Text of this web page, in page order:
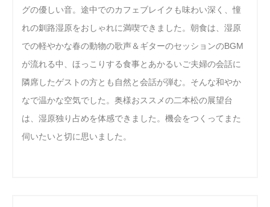
グの優しい音。途中でのカフェブレイクも味わい深く、憧
れの釧路湿原をおしゃれに満喫できました。朝食は、湿原
での軽やかな春の動物の歌声＆ギターのセッションのBGM
が流れる中、ほっこりする食事とあかるいご夫婦の会話に
隣席したゲストの方とも自然と会話が弾む。そんな和やか
なで温かな空気でした。奥様おススメの二本松の展望台
は、湿原独り占めを体感できました。機会をつくってまた
伺いたいと切に思いました。